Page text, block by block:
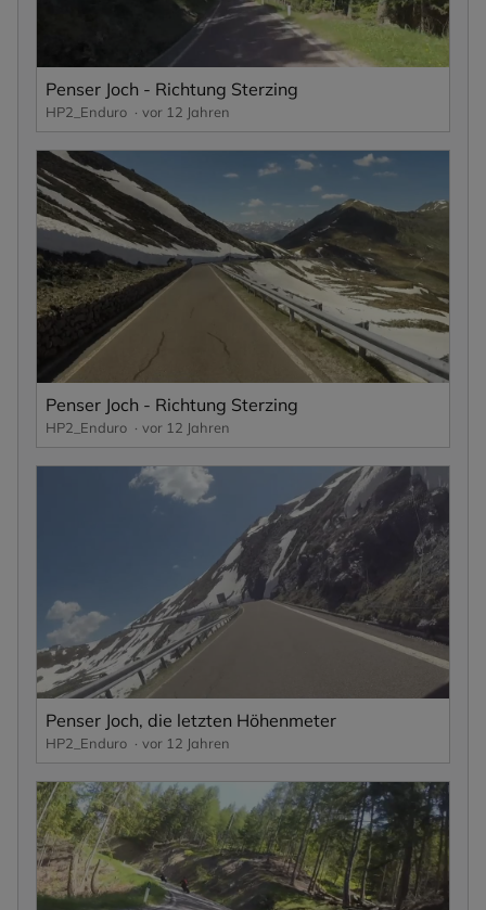
Penser Joch - Richtung Sterzing
HP2_Enduro vor 12 Jahren
Penser Joch - Richtung Sterzing
HP2_Enduro vor 12 Jahren
Penser Joch, die letzten Höhenmeter
HP2_Enduro vor 12 Jahren